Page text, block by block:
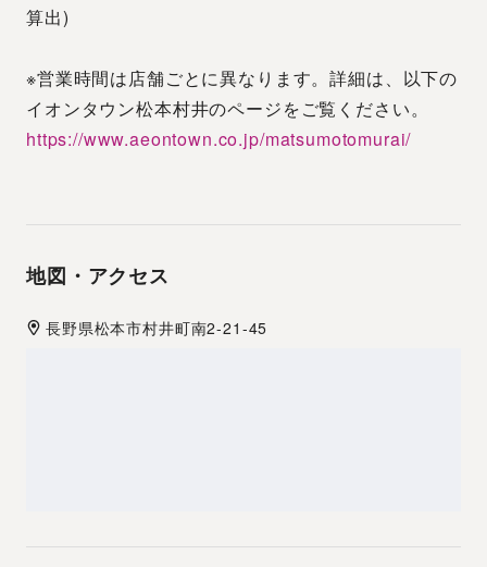
算出)
※営業時間は店舗ごとに異なります。詳細は、以下の
イオンタウン松本村井のページをご覧ください。
https://www.aeontown.co.jp/matsumotomurai/
地図・アクセス
長野県松本市村井町南2-21-45